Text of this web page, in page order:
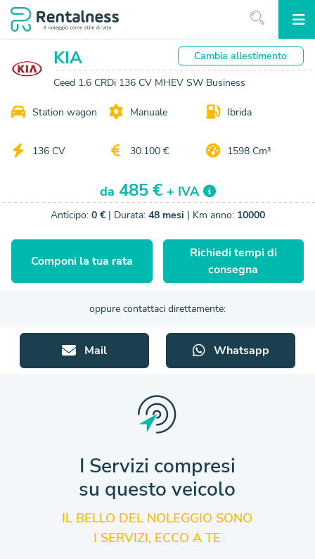
KIA
Ceed 1.6 CRDi 136 CV MHEV SW Business
Cambiaallestimento
Station wagon Manuale Ibrida
136 CV 30.100 € 1598 Cm³
da 485 € + IVA
Anticipo: 0 €| Durata: 48 mesi | Km anno: 10000
Componi la tua rata
Richiedi tempi di
consegna
oppure contattaci direttamente:
Mail Whatsapp
I Servizi compresi
su questo veicolo
IL BELLO DEL NOLEGGIO SONO
I SERVIZI, ECCO A TE